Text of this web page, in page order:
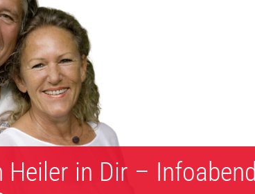
Heiler in Dir – Infoabend